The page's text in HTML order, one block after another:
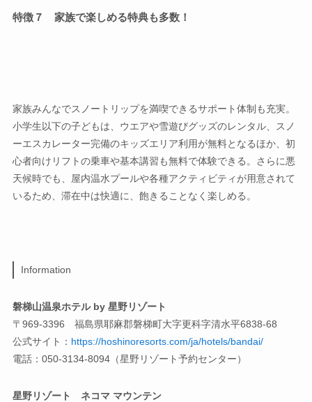
特徴７ 家族で楽しめる特典も多数！
家族みんなでスノートリップを満喫できるサポート体制も充実。
小学生以下の子どもは、ウエアや雪遊びグッズのレンタル、スノ
ーエスカレーター完備のキッズエリア利用が無料となるほか、初
心者向けリフトの乗車や基本講習も無料で体験できる。さらに悪
天候時でも、屋内温水プールや各種アクティビティが用意されて
いるため、滞在中は快適に、飽きることなく楽しめる。
Information
磐梯山温泉ホテル by 星野リゾート
〒969-3396 福島県耶麻郡磐梯町大字更科字清水平6838-68
公式サイト： https://hoshinoresorts.com/ja/hotels/bandai/
電話：050-3134-8094（星野リゾート予約センター）
星野リゾート ネコマ マウンテン